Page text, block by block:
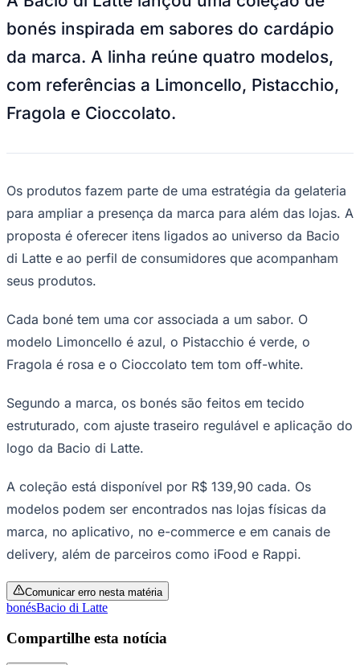
Tênis (ATP)
MLB
NHL
Atletismo
Vôlei
NBB
Competições de Futebol
Brasileirão Série B
Libertadores
Sul-Americana
Copa América
Champions League
Premier League
La Liga
Bundesliga
Times - Ir direto
bonés inspirada em sabores do cardápio
da marca. A linha reúne quatro modelos,
com referências a Limoncello, Pistacchio,
Fragola e Cioccolato.
Os produtos fazem parte de uma estratégia da gelateria
para ampliar a presença da marca para além das lojas. A
proposta é oferecer itens ligados ao universo da Bacio
di Latte e ao perfil de consumidores que acompanham
seus produtos.
Cada boné tem uma cor associada a um sabor. O
modelo Limoncello é azul, o Pistacchio é verde, o
Fragola é rosa e o Cioccolato tem tom off-white.
Segundo a marca, os bonés são feitos em tecido
estruturado, com ajuste traseiro regulável e aplicação do
logo da Bacio di Latte.
A coleção está disponível por R$ 139,90 cada. Os
modelos podem ser encontrados nas lojas físicas da
marca, no aplicativo, no e-commerce e em canais de
delivery, além de parceiros como iFood e Rappi.
Comunicar erro nesta matéria
bonésBacio di Latte
Compartilhe esta notícia